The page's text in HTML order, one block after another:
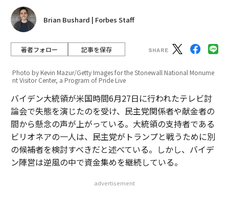
Brian Bushard | Forbes Staff
著者フォロー 記事を保存
Photo by Kevin Mazur/Getty Images for the Stonewall National Monume
nt Visitor Center, a Program of Pride Live
バイデン大統領が米国時間6月27日に行われたテレビ討
論会で失態を演じたのを受け、民主党関係者や献金者の
間から懸念の声が上がっている。大統領の支持者である
ビリオネアの一人は、民主党がトランプと戦うために別
の候補者を検討すべきだと述べている。しかし、バイデ
ン陣営は逆風の中で資金集めを継続している。
advertisement